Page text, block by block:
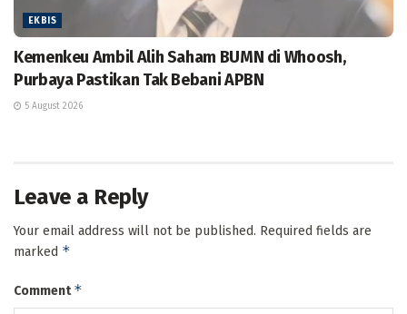
EKBIS
Kemenkeu Ambil Alih Saham BUMN di Whoosh,
Purbaya Pastikan Tak Bebani APBN
5 August 2026
Leave a Reply
Your email address will not be published. Required fields are
marked *
Comment*